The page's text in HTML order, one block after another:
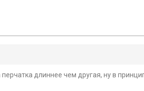
длиннее чем другая, ну в